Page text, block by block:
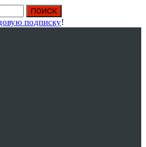
подписку!